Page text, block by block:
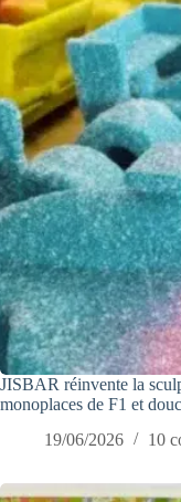
JISBAR réinvente la
monoplaces de F1 et
19/06/2026
10